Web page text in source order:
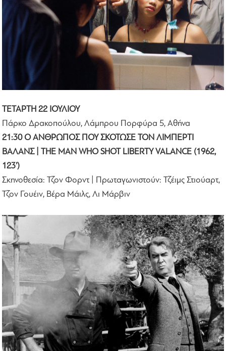
ΤΕΤΑΡΤΗ 22 ΙΟΥΛΙΟΥ
Πάρκο Δρακοπούλου, Λάμπρου Πορφύρα 5, Αθήνα
21:30 Ο ΑΝΘΡΩΠΟΣ ΠΟΥ ΣΚΟΤΩΣΕ ΤΟΝ ΛΙΜΠΕΡΤΙ
ΒΑΛΑΝΣ | THE MAN WHO SHOT LIBERTY VALANCE (1962,
123’)
Σκηνοθεσία: Τζον Φορντ | Πρωταγωνιστούν: Τζέιμς Στιούαρτ,
Τζον Γουέιν, Βέρα Μάιλς, Λι Μάρβιν